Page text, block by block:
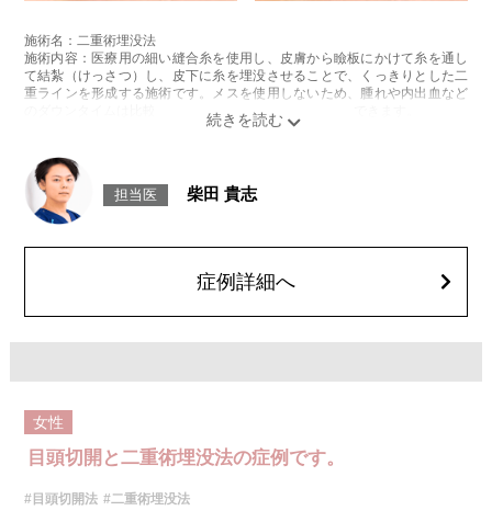
施術名：二重術埋没法
施術内容：医療用の細い縫合糸を使用し、皮膚から瞼板にかけて糸を通し
て結紮（けっさつ）し、皮下に糸を埋没させることで、くっきりとした二
重ラインを形成する施術です。メスを使用しないため、腫れや内出血など
のダウンタイムは比較的少なく、自然な仕上がりが期待できます。
後一時的に生じることがございます。これらの症状は通常数日〜1週間ほど
で落ち着いていきますが、個人差があります。また、稀に細菌感染症、左
右差、重瞼ラインの消失・乱れ、縫合糸の露出、結膜腫脹などが生じるこ
とがございます。
アドバンス 2箇所217,800円(税込)～6箇所349,800円(税込)
アペックス シングル437,800円(税込)～ダブル657,800円(税込)
シークレットアイズシングル712,800円(税込)〜ダブル877,800円(税込)
担当医 柴田 貴志
症例詳細へ
女性
目頭切開と二重術埋没法の症例です。
#目頭切開法 #二重術埋没法